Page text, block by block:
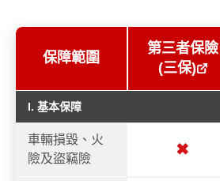
保障範圍
第三者保險
(三保)
I. 基本保障
車輛損毀、火
險及盜竊險
✖